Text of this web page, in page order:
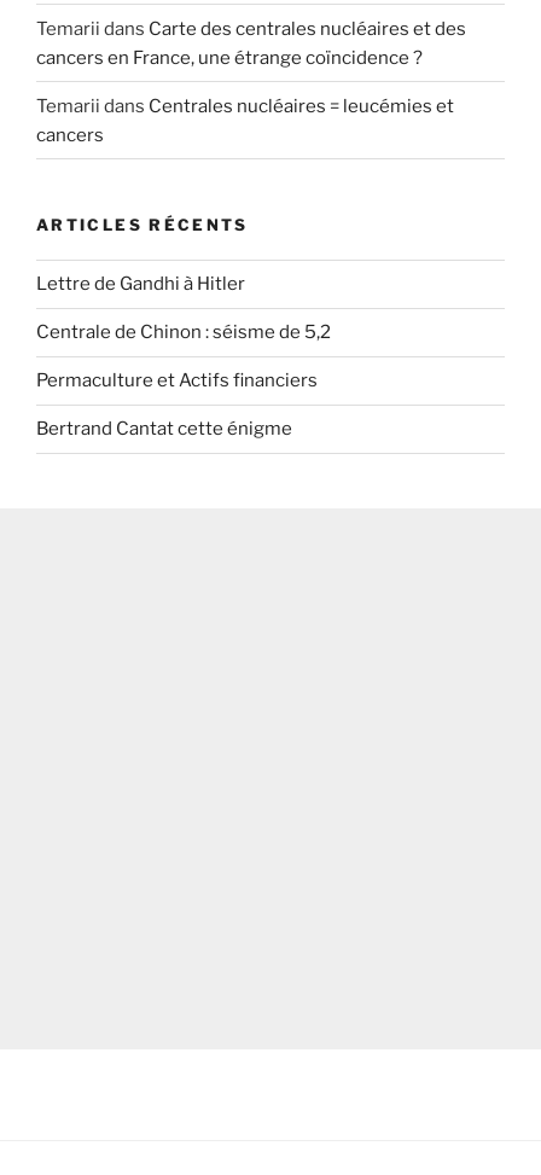
Temarii dans Carte des centrales nucléaires et des
cancers en France, une étrange coïncidence ?
Temarii dans Centrales nucléaires = leucémies et
cancers
ARTICLES RÉCENTS
Lettre de Gandhi à Hitler
Centrale de Chinon : séisme de 5,2
Permaculture et Actifs financiers
Bertrand Cantat cette énigme